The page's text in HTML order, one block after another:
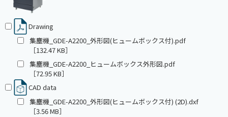
Drawing
集塵機_GDE-A2200_外形図(ヒュームボックス付).pdf
［132.47 KB］
集塵機_GDE-A2200_ヒュームボックス外形図.pdf
［72.95 KB］
CAD data
集塵機_GDE-A2200_外形図(ヒュームボックス付) (2D).dxf
［3.56 MB］